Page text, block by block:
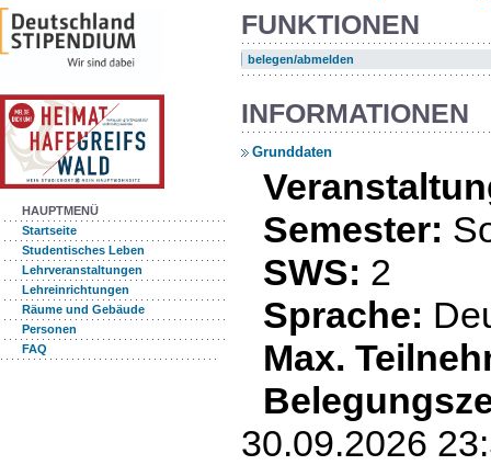
HAUPTMENÜ
Startseite
Studentisches Leben
Lehrveranstaltungen
Lehreinrichtungen
Räume und Gebäude
Personen
FAQ
FUNKTIONEN
belegen/abmelden
INFORMATIONEN
Grunddaten
Semester:
SWS: 2
Sprache:
Max.
30.09.2026